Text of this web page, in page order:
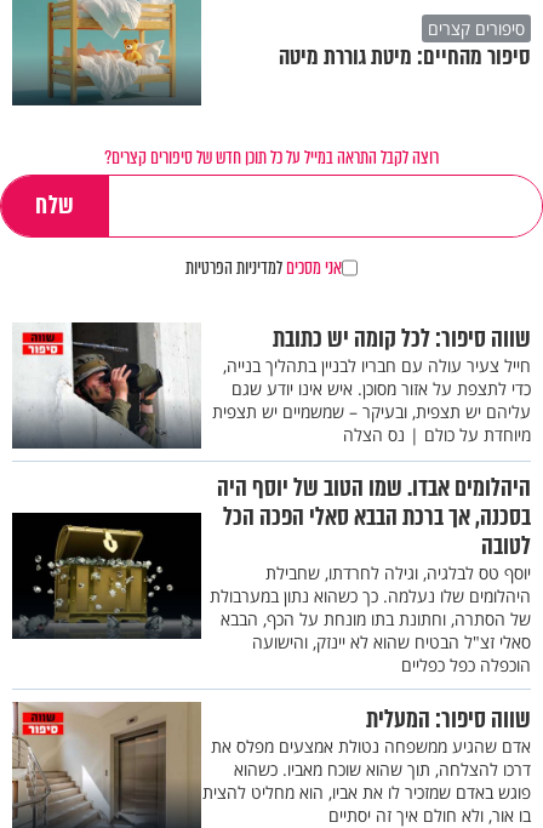
סיפורים קצרים
סיפור מהחיים: מיטת גוררת מיטה
רוצה לקבל התראה במייל על כל תוכן חדש של סיפורים קצרים?
אני מסכיםלמדיניות הפרטיות
שווה סיפור: לכל קומה יש כתובת
חייל צעיר עולה עם חבריו לבניין בתהליך בנייה,
כדי לתצפת על אזור מסוכן. איש אינו יודע שגם
עליהם יש תצפית, ובעיקר – שמשמיים יש תצפית
מיוחדת על כולם | נס הצלה
היהלומים אבדו. שמו הטוב של יוסף היה
בסכנה, אך ברכת הבבא סאלי הפכה הכל
לטובה
יוסף טס לבלגיה, וגילה לחרדתו, שחבילת
היהלומים שלו נעלמה. כך כשהוא נתון במערבולת
של הסתרה, וחתונת בתו מונחת על הכף, הבבא
סאלי זצ"ל הבטיח שהוא לא יינזק, והישועה
הוכפלה כפל כפליים
שווה סיפור: המעלית
אדם שהגיע ממשפחה נטולת אמצעים מפלס את
דרכו להצלחה, תוך שהוא שוכח מאביו. כשהוא
פוגש באדם שמזכיר לו את אביו, הוא מחליט להצית
בו אור, ולא חולם איך זה יסתיים